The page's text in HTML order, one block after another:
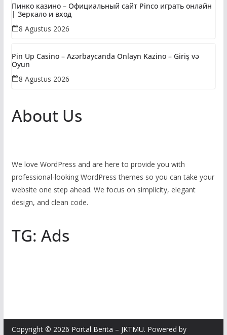
Пинко казино – Официальный сайт Pinco играть онлайн
| Зеркало и вход
8 Agustus 2026
Pin Up Casino – Azərbaycanda Onlayn Kazino – Giriş və
Oyun
8 Agustus 2026
About Us
We love WordPress and are here to provide you with
professional-looking WordPress themes so you can take your
website one step ahead. We focus on simplicity, elegant
design, and clean code.
TG: Ads
Copyright © 2026 Portal Berita – JKTMU. Powered by